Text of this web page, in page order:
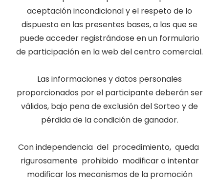
aceptación incondicional y el respeto de lo
dispuesto en las presentes bases, a las que se
puede acceder registrándose en un formulario
de participación en la web del centro comercial.
Las informaciones y datos personales
proporcionados por el participante deberán ser
válidos, bajo pena de exclusión del Sorteo y de
pérdida de la condición de ganador.
Con independencia del procedimiento, queda
rigurosamente prohibido modificar o intentar
modificar los mecanismos de la promoción